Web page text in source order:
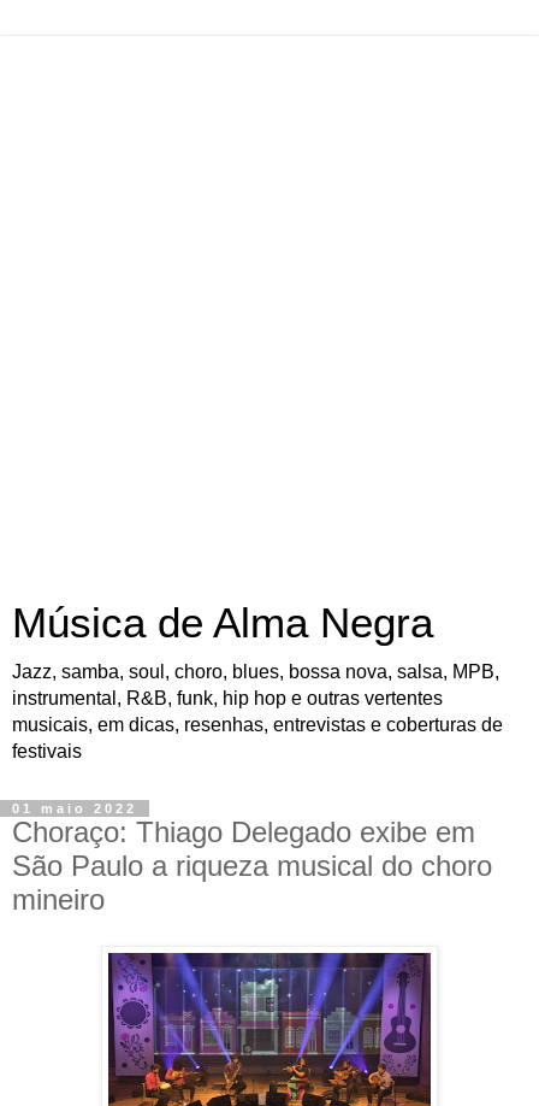
Música de Alma Negra
Jazz, samba, soul, choro, blues, bossa nova, salsa, MPB,
instrumental, R&B, funk, hip hop e outras vertentes
musicais, em dicas, resenhas, entrevistas e coberturas de
festivais
01 maio 2022
Choraço: Thiago Delegado exibe em
São Paulo a riqueza musical do choro
mineiro